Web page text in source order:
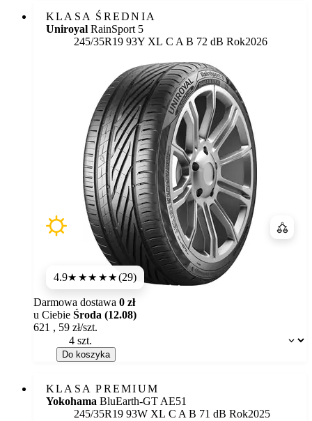
KLASA ŚREDNIA
Uniroyal RainSport 5
245/35R19 93Y XL Etykieta:
C A B 72 dB Rok2026
4.9★★★★★(29)
Dostępność:
Darmowa dostawa 0 zł
u Ciebie Środa (12.08)
621 , 59 zł/szt.
Do koszyka
KLASA PREMIUM
Yokohama BluEarth-GT AE51
245/35R19 93W XL Etykieta:
C A B 71 dB Rok2025